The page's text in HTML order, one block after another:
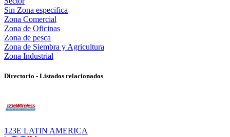
Sin Zona especifica
Zona Comercial
Zona de Oficinas
Zona de pesca
Zona de Siembra y Agricultura
Zona Industrial
Directorio - Listados relacionados
123E LATIN AMERICA